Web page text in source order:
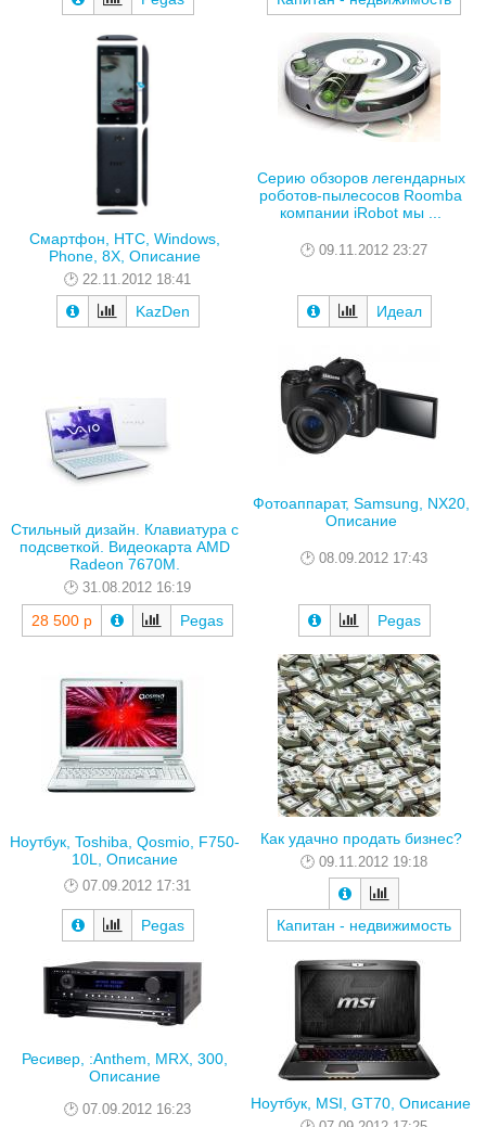
Смартфон, HTC, Windows,
Phone, 8X, Описание
22.11.2012 18:41
KazDen
Серию обзоров легендарных
роботов-пылесосов Roomba
компании iRobot мы ...
09.11.2012 23:27
Идеал
Стильный дизайн. Клавиатура с
подсветкой. Видеокарта AMD
Radeon 7670M.
31.08.2012 16:19
28 500 р Pegas
Фотоаппарат, Samsung, NX20,
Описание
08.09.2012 17:43
Pegas
Ноутбук, Toshiba, Qosmio, F750-
10L, Описание
07.09.2012 17:31
Pegas
Как удачно продать бизнес?
09.11.2012 19:18
Капитан - недвижимость
Ресивер, :Anthem, MRX, 300,
Описание
07.09.2012 16:23 Ноутбук, MSI, GT70, Описание